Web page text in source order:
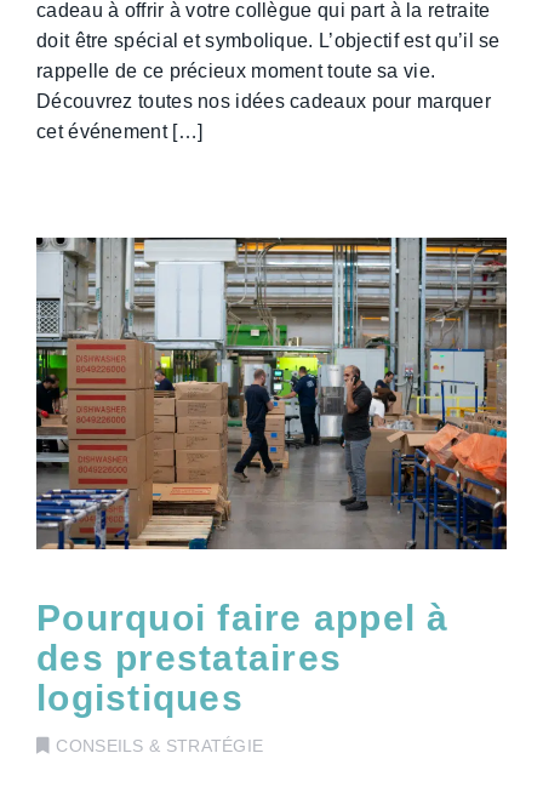
cadeau à offrir à votre collègue qui part à la retraite
doit être spécial et symbolique. L’objectif est qu’il se
rappelle de ce précieux moment toute sa vie.
Découvrez toutes nos idées cadeaux pour marquer
cet événement […]
Pourquoi faire appel à
des prestataires
logistiques
CONSEILS & STRATÉGIE